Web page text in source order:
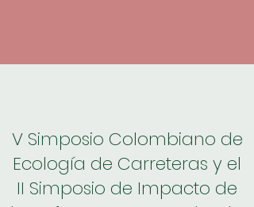
V Simposio Colombiano de
Ecología de Carreteras y el
II Simposio de Impacto de